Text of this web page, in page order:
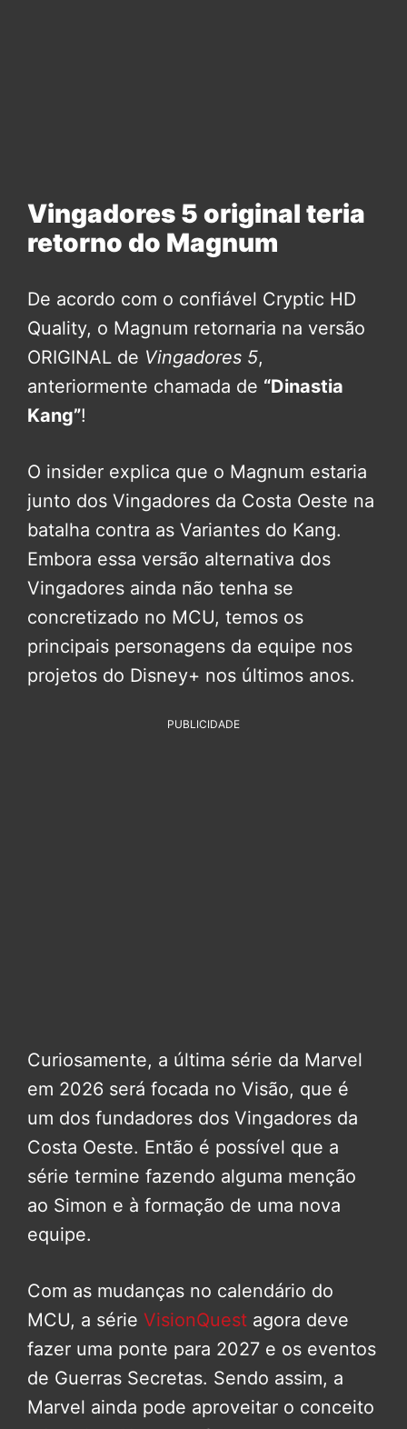
Vingadores 5 original teria
retorno do Magnum
De acordo com o confiável Cryptic HD
Quality, o Magnum retornaria na versão
ORIGINAL de Vingadores 5,
anteriormente chamada de “Dinastia
Kang”!
O insider explica que o Magnum estaria
junto dos Vingadores da Costa Oeste na
batalha contra as Variantes do Kang.
Embora essa versão alternativa dos
Vingadores ainda não tenha se
concretizado no MCU, temos os
principais personagens da equipe nos
projetos do Disney+ nos últimos anos.
PUBLICIDADE
Curiosamente, a última série da Marvel
em 2026 será focada no Visão, que é
um dos fundadores dos Vingadores da
Costa Oeste. Então é possível que a
série termine fazendo alguma menção
ao Simon e à formação de uma nova
equipe.
Com as mudanças no calendário do
MCU, a série VisionQuest agora deve
fazer uma ponte para 2027 e os eventos
de Guerras Secretas. Sendo assim, a
Marvel ainda pode aproveitar o conceito